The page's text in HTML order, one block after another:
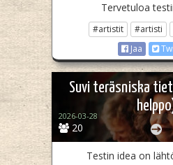
Tervetuloa
#artistit #artisti
Jaa
Suvi teräsniska
20
2026-03-28
Testin idea on